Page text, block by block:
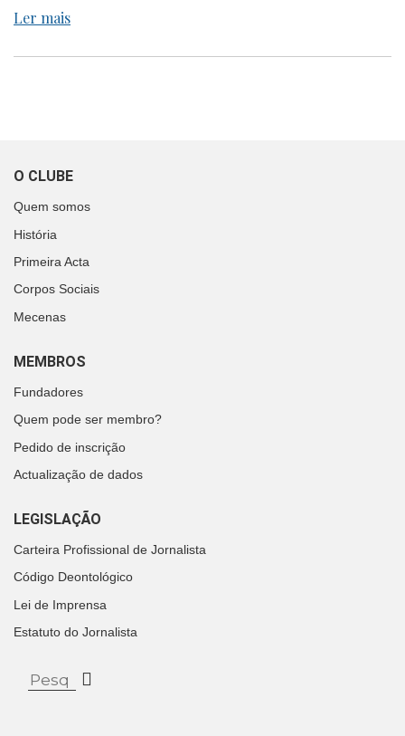
Ler mais
O CLUBE
Quem somos
História
Primeira Acta
Corpos Sociais
Mecenas
MEMBROS
Fundadores
Quem pode ser membro?
Pedido de inscrição
Actualização de dados
LEGISLAÇÃO
Carteira Profissional de Jornalista
Código Deontológico
Lei de Imprensa
Estatuto do Jornalista